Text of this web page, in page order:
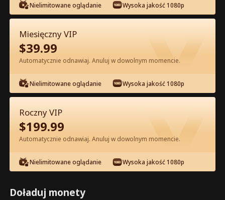
Odcinek 22 - Odrodzenie Zdradzonej
Alfa Pełna Wersja Filmu
0-49 50-74 Wszystkie Odcinki
22 23 24 25 26
Nielimitowane oglądanie Wysoka jakość 1080p
Miesięczny VIP
$39.99
Automatycznie odnawiaj. Anuluj w dowolnym momencie.
Nielimitowane oglądanie Wysoka jakość 1080p
Roczny VIP
$199.99
Automatycznie odnawiaj. Anuluj w dowolnym momencie.
Nielimitowane oglądanie Wysoka jakość 1080p
Doładuj monety